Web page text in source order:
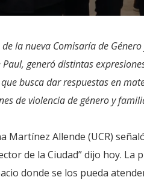
la nueva Comisaría de
generó distintas
busca dar respuestas en
de violencia de género y
Martínez Allende (UCR)
de la Ciudad” dijo hoy. La
donde se los pueda